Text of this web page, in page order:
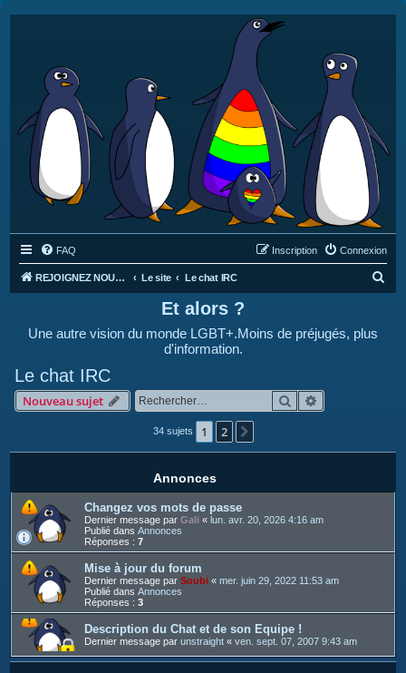
FAQ Connexion
Inscription
REJOIGNEZ NOUS SUR DISCORD : https://discord.gg/4C2Bvub Le site Le chat IRC
e
Et alors ?
Une autre vision du monde LGBT+.Moins de préjugés, plus
d'information.
Le chat IRC
Nouveau sujet Rechercher
34 sujets 1 2
Annonces
Changez vos mots de passe
Dernier message par Gali « lun. avr. 20, 2026 4:16 am
Publié dans Annonces
Réponses : 7
Mise à jour du forum
Dernier message par Soubi « mer. juin 29, 2022 11:53 am
Publié dans Annonces
Réponses : 3
Description du Chat et de son Equipe !
Dernier message par unstraight « ven. sept. 07, 2007 9:43 am